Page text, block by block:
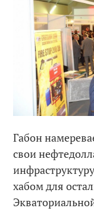
Габон
свои
хабом для